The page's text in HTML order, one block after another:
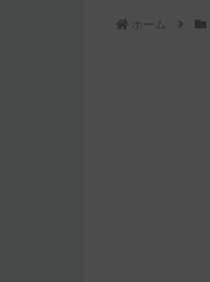
ホーム